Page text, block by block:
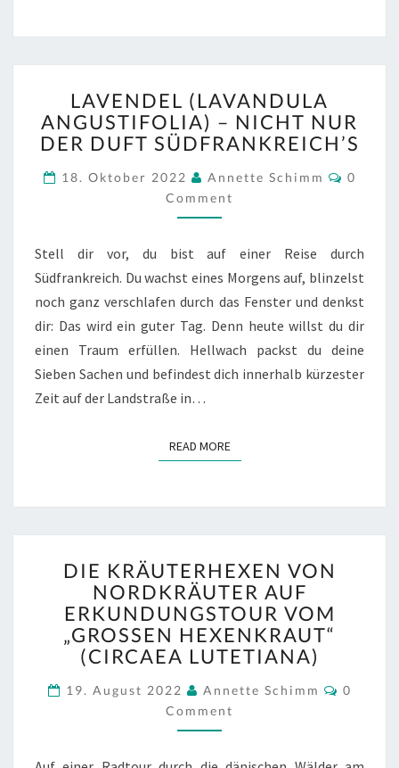
(LAVANDULA
ANGUSTIFOLIA)
–
NUR
DER
DUFT
LAVENDEL (LAVANDULA
ANGUSTIFOLIA) – NICHT NUR
DER DUFT SÜDFRANKREICH’S
18. Oktober 2022 Annette Schimm
0
Comment
Stell dir vor, du bist auf einer Reise durch
Südfrankreich. Du wachst eines Morgens auf, blinzelst
noch ganz verschlafen durch das Fenster und denkst
dir: Das wird ein guter Tag. Denn heute willst du dir
einen Traum erfüllen. Hellwach packst du deine
Sieben Sachen und befindest dich innerhalb kürzester
Zeit auf der Landstraße in…
READ MOREREAD MORE
KRÄUTERHEXEN
VON
NORDKRÄUTER
AUF
ERKUNDUNGSTOUR
VOM
„GROSSEN H
EXENKRAUT“ (
CIRCAEA L
DIE KRÄUTERHEXEN VON
NORDKRÄUTER AUF
ERKUNDUNGSTOUR VOM
„GROSSEN HEXENKRAUT“ (
CIRCAEA LUTETIANA)
19. August 2022 Annette Schimm
0
Comment